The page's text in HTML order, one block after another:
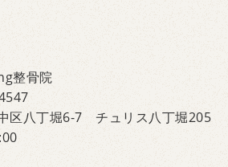
整骨院
区八丁堀6-7 チュリス八丁堀205